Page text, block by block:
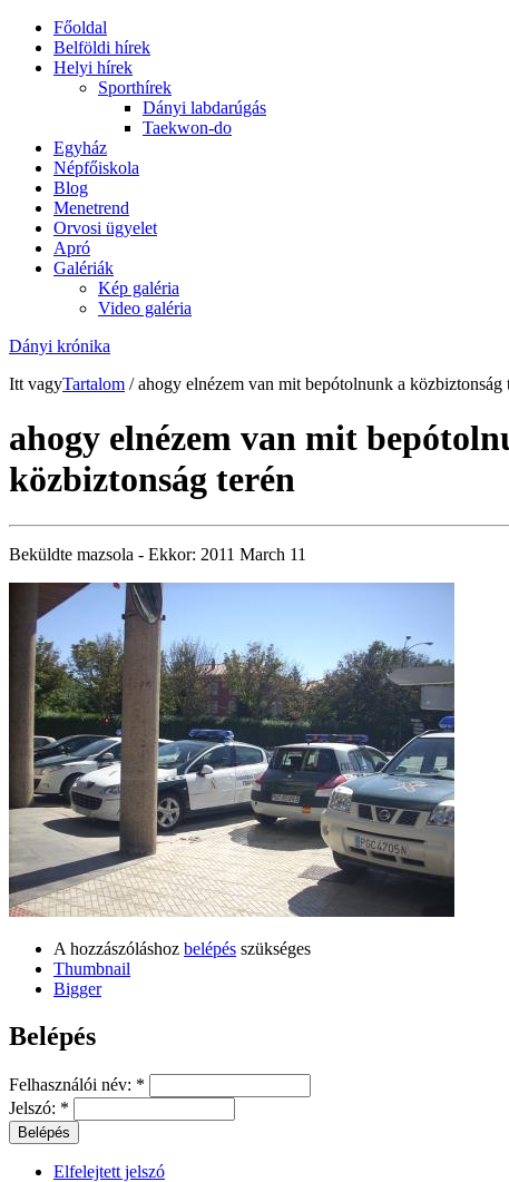
Főoldal
Belföldi hírek
Helyi hírek
Sporthírek
Dányi labdarúgás
Taekwon-do
Egyház
Népfőiskola
Blog
Menetrend
Orvosi ügyelet
Apró
Galériák
Kép galéria
Video galéria
Dányi krónika
Itt vagyTartalom / ahogy elnézem van mit bepótolnunk a közbiztonság
ahogy elnézem van mit
közbiztonság terén
Beküldte mazsola - Ekkor: 2011 March 11
A hozzászóláshoz belépés szükséges
Thumbnail
Bigger
Belépés
Felhasználói név: *
Jelszó: *
Elfelejtett jelszó